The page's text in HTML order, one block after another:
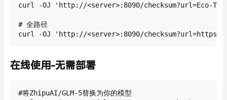
curl -OJ 'http://<server>:8090/checksum?url=Eco-
# 全路径
在线使用-无需部署
#将ZhipuAI/GLM-5替换为你的模型